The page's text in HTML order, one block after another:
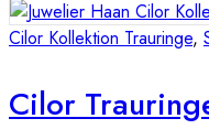
Cilor Kollektion Trauringe,
Cilor